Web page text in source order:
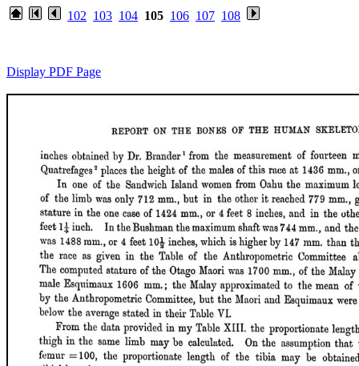
102 103 104 105 106 107 108
Display PDF Page